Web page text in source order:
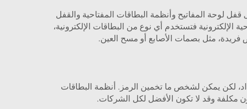
لوحة المفاتيح وأنظمة البطاقات المفتاحية والقفل
الإلكترونية فتستخدم أي نوع من البطاقات الإلكترونية،
فريدة، مثل بصمات الأصابع أو مسح العين.
لكن يمكن لشخص ما تخمين الرمز. أنظمة البطاقات
مكلفة وقد لا تكون الأفضل لكل الشركات.